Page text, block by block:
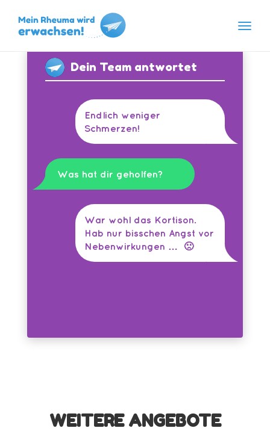
Dein Team antwortet
Endlich weniger
Schmerzen!
Was hat dir geholfen?
War wohl das Kortison.
Hab nur bisschen Angst vor
Nebenwirkungen … 🙁
WEITERE ANGEBOTE